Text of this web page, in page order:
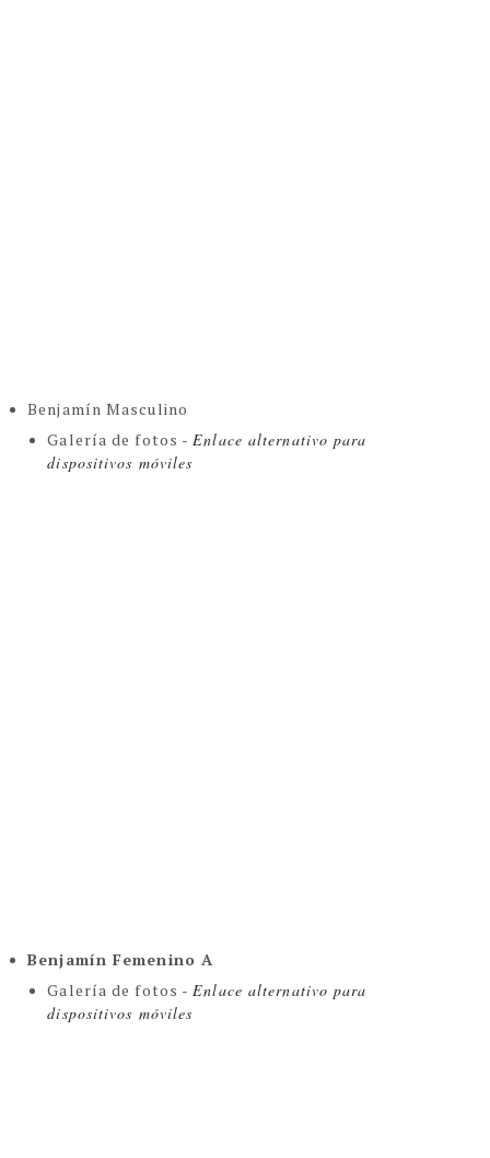
Benjamín Masculino
Galería de fotos -Enlace alternativo para
dispositivos móviles
Benjamín Femenino A
Galería de fotos -Enlace alternativo para
dispositivos móviles